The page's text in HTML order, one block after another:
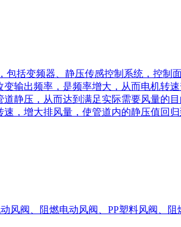
包括变频器、静压传感控制系统，控
输出频率，是频率增大，从而电机转
静压，从而达到满足实际需要风量的
，增大排风量，使管道内的静压值回归
风阀、阻燃电动风阀、PP塑料风阀、